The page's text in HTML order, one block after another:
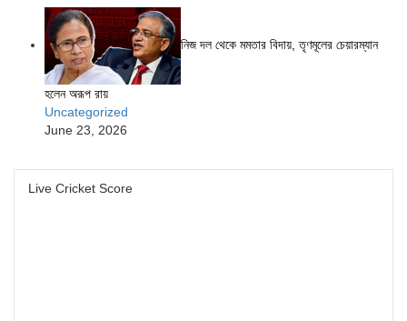
নিজ দল থেকে মমতার বিদায়, তৃণমূলের চেয়ারম্যান
হলেন অরূপ রায়
Uncategorized
June 23, 2026
Live Cricket Score